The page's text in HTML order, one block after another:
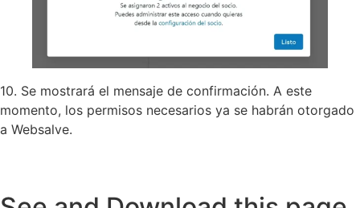
10. Se mostrará el mensaje de confirmación. A este
momento, los permisos necesarios ya se habrán otorgado
a Websalve.